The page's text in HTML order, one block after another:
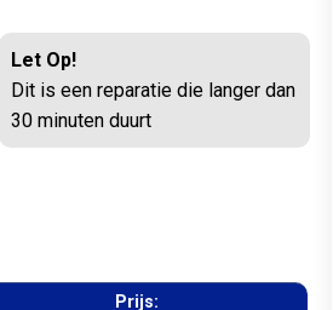
Let Op!
Dit is een reparatie die langer dan
30 minuten duurt
Prijs: